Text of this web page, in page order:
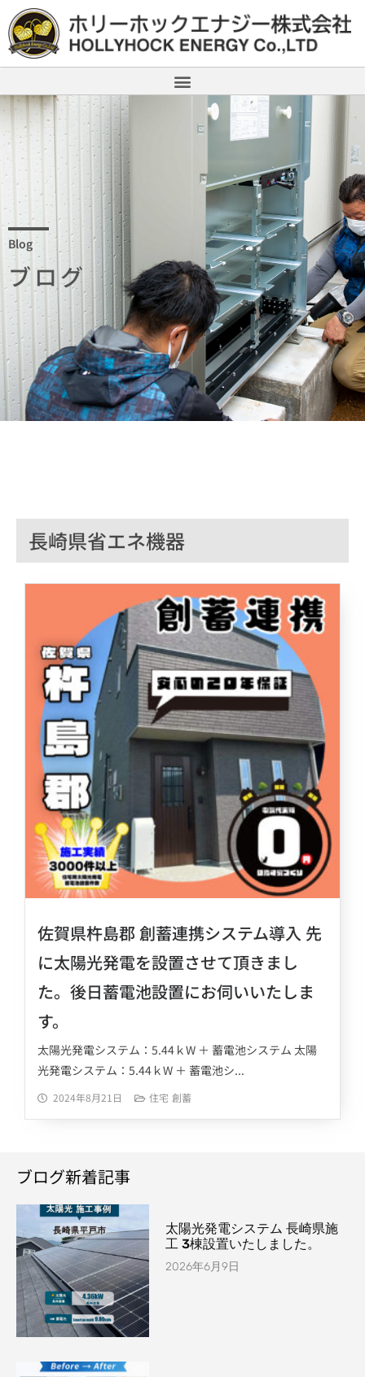
Blog
ブログ
長崎県省エネ機器
佐賀県杵島郡 創蓄連携システム導入 先
に太陽光発電を設置させて頂きまし
た。後日蓄電池設置にお伺いいたしま
す。
太陽光発電システム：5.44ｋW ＋ 蓄電池システム 太陽
光発電システム：5.44ｋW ＋ 蓄電池シ...
2024年8月21日 住宅 創蓄
ブログ新着記事
太陽光発電システム 長崎県施
工 3棟設置いたしました。
2026年6月9日